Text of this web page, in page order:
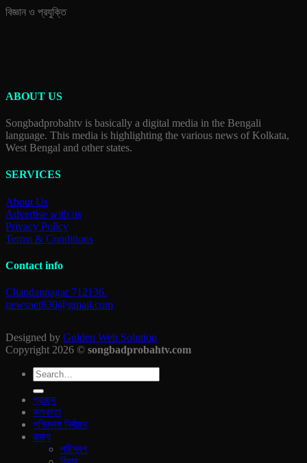
বিজ্ঞান ও প্রযুক্তি
ABOUT US
Songbadprobahtv is basically a digital media in the Bengali
language. This media is highlighting the various news of Kolkata,
West Bengal and other states.
SERVICES
About Us
Advertise with us
Privacy Policy
Terms & Conditions
Contact info
Chandannagar 712136.
newsnet830@gmail.com
Designed by Golden Web Solution
Copyright 2026 © songbadprobahtv.com
প্রচ্ছদ
কলকাতা
পশ্চিমবঙ্গ নির্বাচন
রাজ‍্য
পচিমবন্গ